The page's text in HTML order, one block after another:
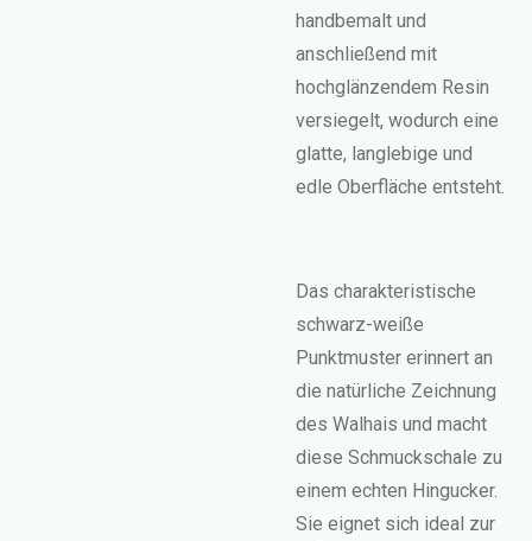
handbemalt und
anschließend mit
hochglänzendem Resin
versiegelt, wodurch eine
glatte, langlebige und
edle Oberfläche entsteht.
Das charakteristische
schwarz-weiße
Punktmuster erinnert an
die natürliche Zeichnung
des Walhais und macht
diese Schmuckschale zu
einem echten Hingucker.
Sie eignet sich ideal zur